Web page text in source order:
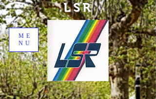
LSR
ME
NU